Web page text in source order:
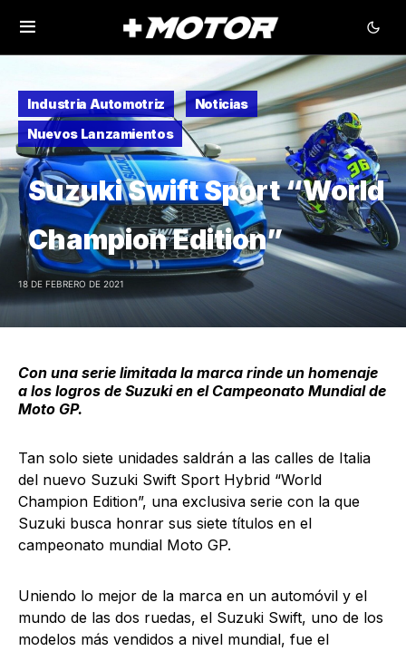
Industria Automotriz
Noticias
Nuevos Lanzamientos
Suzuki Swift Sport “World
Champion Edition”
18 DE FEBRERO DE 2021
Con una serie limitada la marca rinde un homenaje
a los logros de Suzuki en el Campeonato Mundial de
Moto GP.
Tan solo siete unidades saldrán a las calles de Italia
del nuevo Suzuki Swift Sport Hybrid “World
Champion Edition”, una exclusiva serie con la que
Suzuki busca honrar sus siete títulos en el
campeonato mundial Moto GP.
Uniendo lo mejor de la marca en un automóvil y el
mundo de las dos ruedas, el Suzuki Swift, uno de los
modelos más vendidos a nivel mundial, fue el